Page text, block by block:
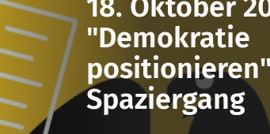
18. Oktober
"Demokratie
positionieren"
Spaziergang